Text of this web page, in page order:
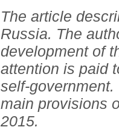
The article
Russia. The
development of
attention is paid
self-
main provisions
2015.